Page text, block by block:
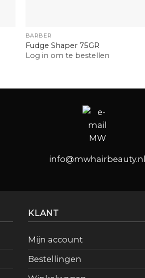
BARBER
Fudge Shaper 75GR
Log in om te bestellen
info@mwhairbeauty.nl
KLANT
Mijn account
Bestellingen